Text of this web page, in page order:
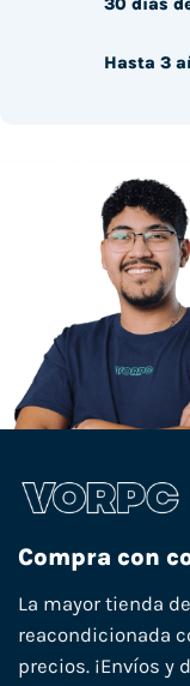
Hasta 3
Compra con
La mayor tienda
reacondicionada
precios. ¡Envíos y